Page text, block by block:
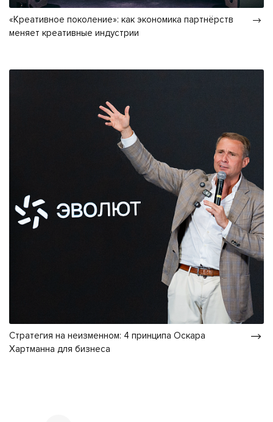
«Креативное поколение»: как экономика партнёрств
меняет креативные индустрии
Стратегия на неизменном: 4 принципа Оскара
Хартманна для бизнеса